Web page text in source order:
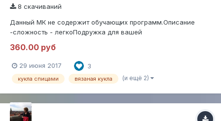
8 скачиваний
Данный МК не содержит обучающих программ.Описание
-сложность - легкоПодружка для вашей
любой другой праздник!!!!Подробный МК по вязанию .Мастер
класс высылается в формате pdf,пошаговое описание
деталей,фото оформления игрушки.
360.00 руб
29 июня 2017 3
кукла спицами вязаная кукла (и ещё 2)